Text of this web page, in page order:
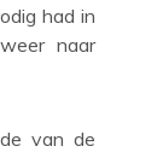
had in
naar
van de